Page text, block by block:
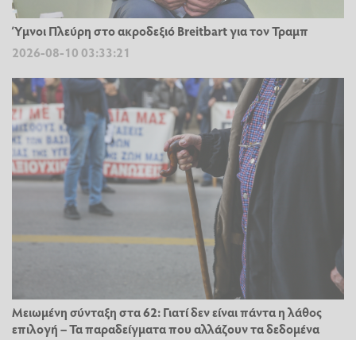
Ύμνοι Πλεύρη στο ακροδεξιό Breitbart για τον Τραμπ
2026-08-10 03:33:21
Μειωμένη σύνταξη στα 62: Γιατί δεν είναι πάντα η λάθος
επιλογή – Τα παραδείγματα που αλλάζουν τα δεδομένα